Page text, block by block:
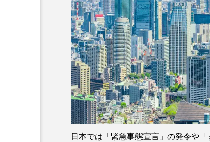
日本では「緊急事態宣言」の発令や